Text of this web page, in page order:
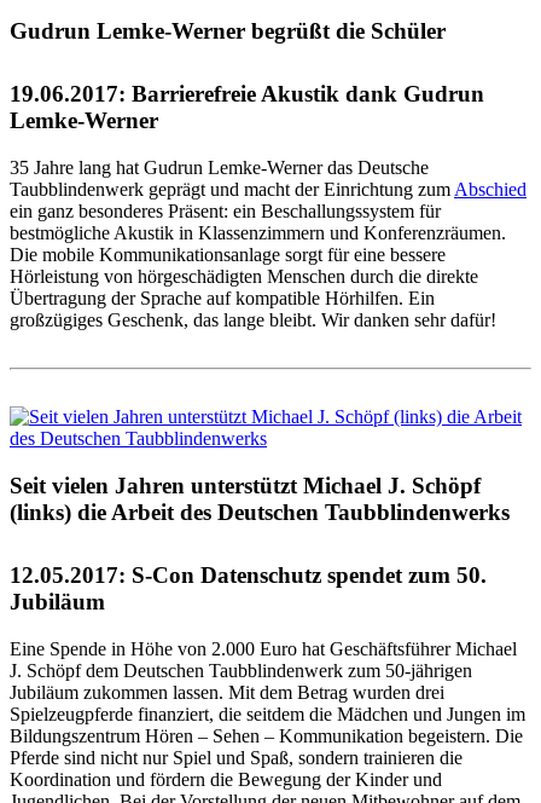
Gudrun Lemke-Werner begrüßt die Schüler
19.06.2017: Barrierefreie Akustik dank Gudrun
Lemke-Werner
35 Jahre lang hat Gudrun Lemke-Werner das Deutsche
Taubblindenwerk geprägt und macht der Einrichtung zum Abschied
ein ganz besonderes Präsent: ein Beschallungssystem für
bestmögliche Akustik in Klassenzimmern und Konferenzräumen.
Die mobile Kommunikationsanlage sorgt für eine bessere
Hörleistung von hörgeschädigten Menschen durch die direkte
Übertragung der Sprache auf kompatible Hörhilfen. Ein
großzügiges Geschenk, das lange bleibt. Wir danken sehr dafür!
Seit vielen Jahren unterstützt Michael J. Schöpf
(links) die Arbeit des Deutschen Taubblindenwerks
12.05.2017: S-Con Datenschutz spendet zum 50.
Jubiläum
Eine Spende in Höhe von 2.000 Euro hat Geschäftsführer Michael
J. Schöpf dem Deutschen Taubblindenwerk zum 50-jährigen
Jubiläum zukommen lassen. Mit dem Betrag wurden drei
Spielzeugpferde finanziert, die seitdem die Mädchen und Jungen im
Bildungszentrum Hören – Sehen – Kommunikation begeistern. Die
Pferde sind nicht nur Spiel und Spaß, sondern trainieren die
Koordination und fördern die Bewegung der Kinder und